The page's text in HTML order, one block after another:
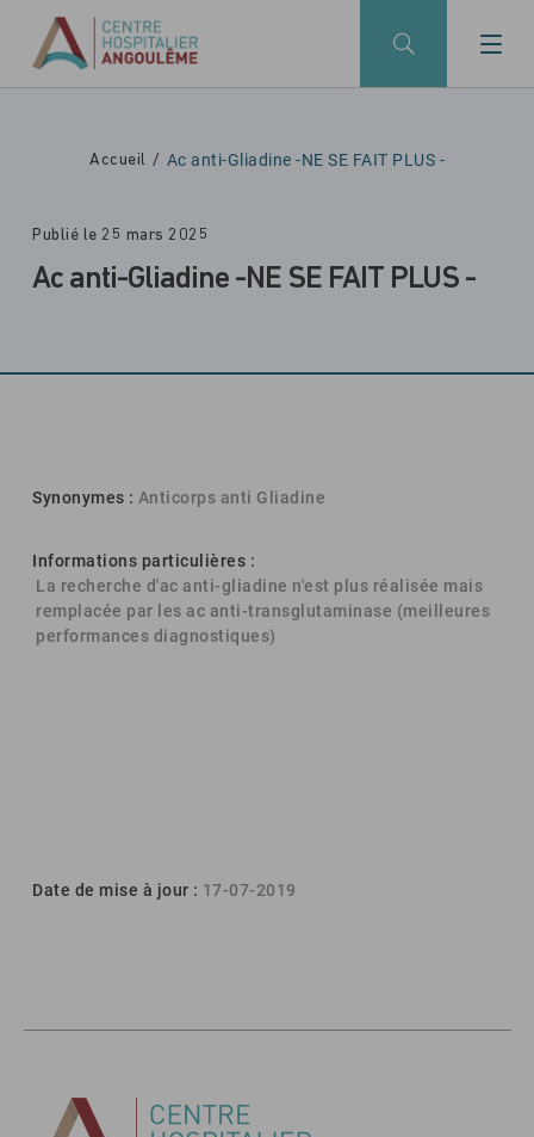
Accueil Ac anti-Gliadine -NE SE FAIT PLUS -
Publié le 25 mars 2025
Ac anti-Gliadine -NE SE FAIT PLUS -
Synonymes : Anticorps anti Gliadine
Informations particulières :
La recherche d'ac anti-gliadine n'est plus réalisée mais
remplacée par les ac anti-transglutaminase (meilleures
performances diagnostiques)
Date de mise à jour : 17-07-2019